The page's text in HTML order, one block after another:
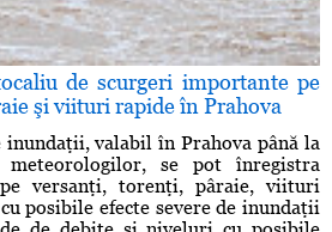
de scurgeri importante pe
şi viituri rapide în Prahova
inundaţii, valabil în Prahova până la
se pot înregistra
versanţi, torenţi, pâraie, viituri
posibile efecte severe de inundaţii